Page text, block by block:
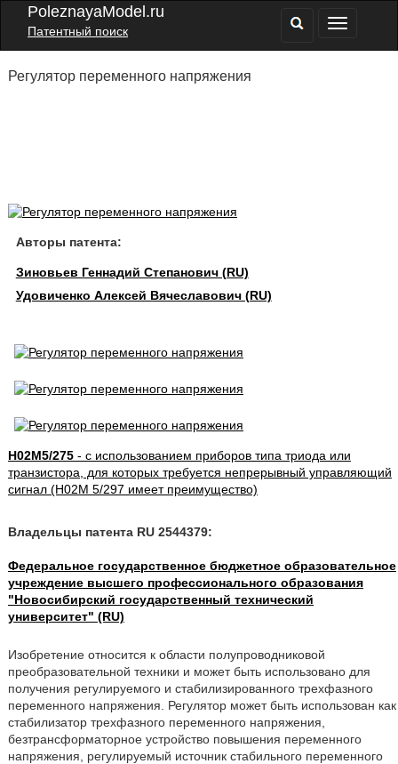
PoleznayaModel.ru
Патентный поиск
Регулятор переменного напряжения
Авторы патента:
Зиновьев Геннадий Степанович (RU)
Удовиченко Алексей Вячеславович (RU)
H02M5/275- с использованием приборов типа триода или
транзистора, для которых требуется непрерывный управляющий
сигнал (H02M 5/297 имеет преимущество)
Владельцы патента RU 2544379:
Федеральное государственное бюджетное образовательное
учреждение высшего профессионального образования
"Новосибирский государственный технический
университет" (RU)
Изобретение относится к области полупроводниковой
преобразовательной техники и может быть использовано для
получения регулируемого и стабилизированного трехфазного
переменного напряжения. Регулятор может быть использован как
стабилизатор трехфазного переменного напряжения,
безтрансформаторное устройство повышения переменного
напряжения, регулируемый источник стабильного переменного